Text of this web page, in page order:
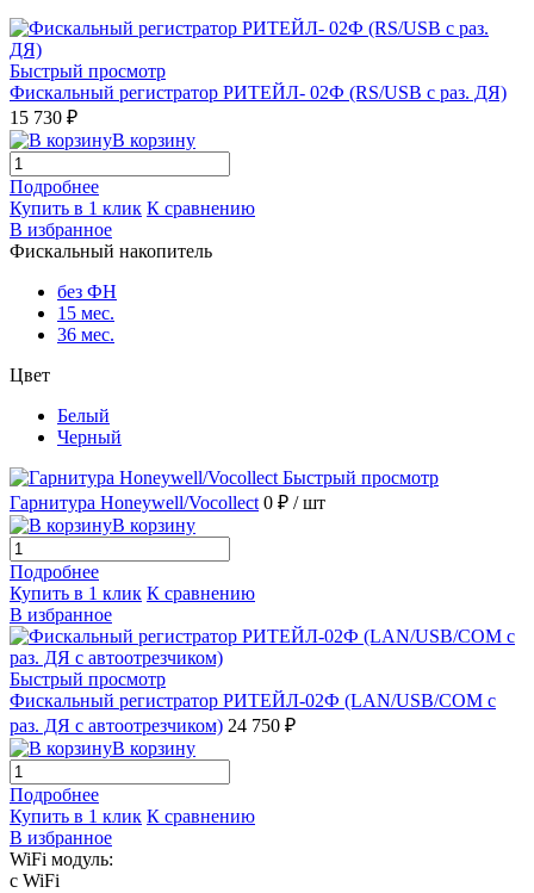
Быстрый просмотр
Фискальный регистратор РИТЕЙЛ- 02Ф (RS/USB с раз. ДЯ)
15 730 ₽
В корзину
Подробнее
Купить в 1 клик К сравнению
В избранное
Фискальный накопитель
без ФН
15 мес.
36 мес.
Цвет
Белый
Черный
Быстрый просмотр
Гарнитура Honeywell/Vocollect 0 ₽ / шт
В корзину
Подробнее
Купить в 1 клик К сравнению
В избранное
Быстрый просмотр
Фискальный регистратор РИТЕЙЛ-02Ф (LAN/USB/COM с
раз. ДЯ с автоотрезчиком) 24 750 ₽
В корзину
Подробнее
Купить в 1 клик К сравнению
В избранное
WiFi модуль:
с WiFi